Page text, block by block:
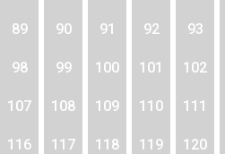
89 90 91 92 93
98 99 100 101 102
107 108 109 110 111
116 117 118 119 120